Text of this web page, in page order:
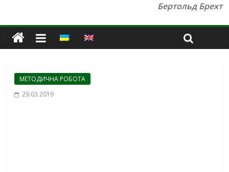
Бертольд Брехт
МЕТОДИЧНА РОБОТА
29.03.2019